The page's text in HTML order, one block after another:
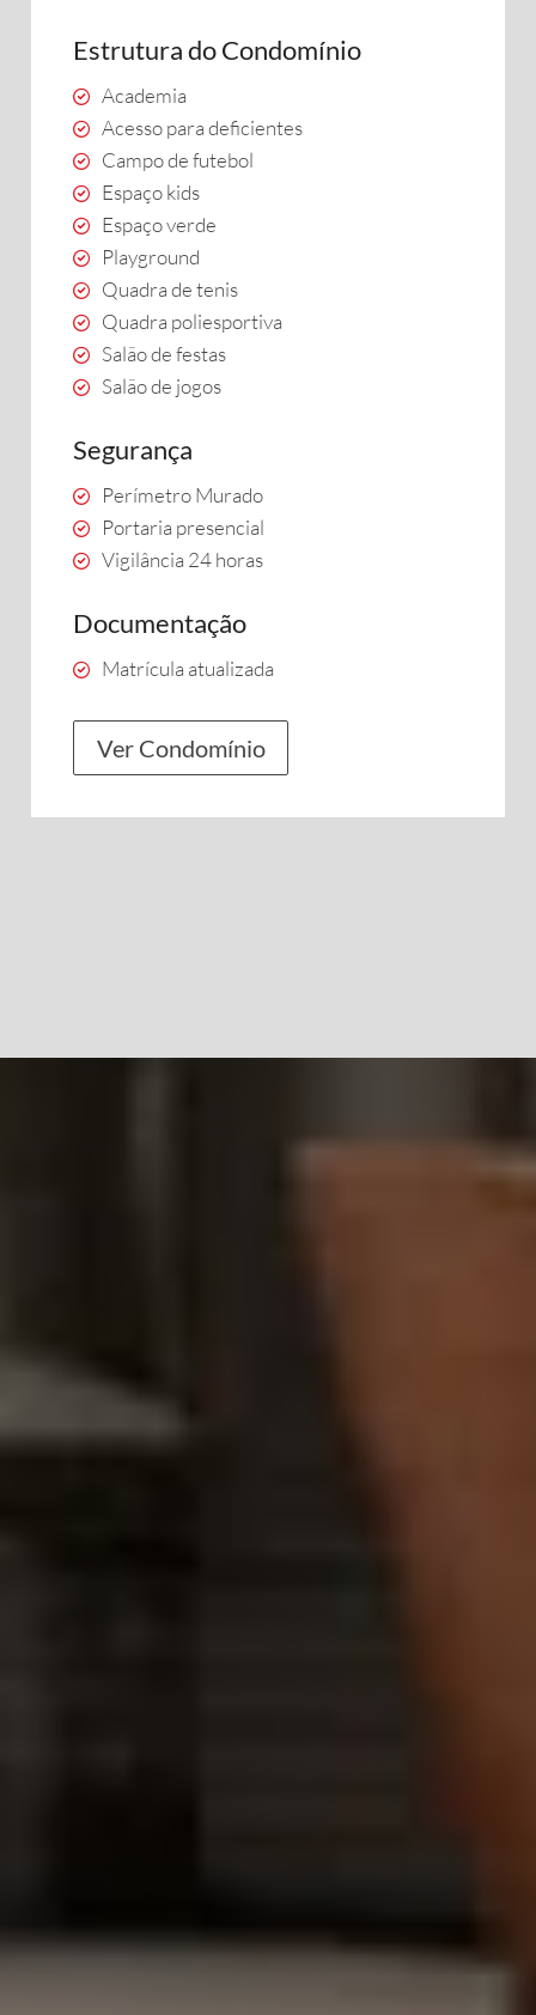
Estrutura do Condomínio
Academia
Acesso para deficientes
Campo de futebol
Espaço kids
Espaço verde
Playground
Quadra de tenis
Quadra poliesportiva
Salão de festas
Salão de jogos
Segurança
Perímetro Murado
Portaria presencial
Vigilância 24 horas
Documentação
Matrícula atualizada
Ver Condomínio